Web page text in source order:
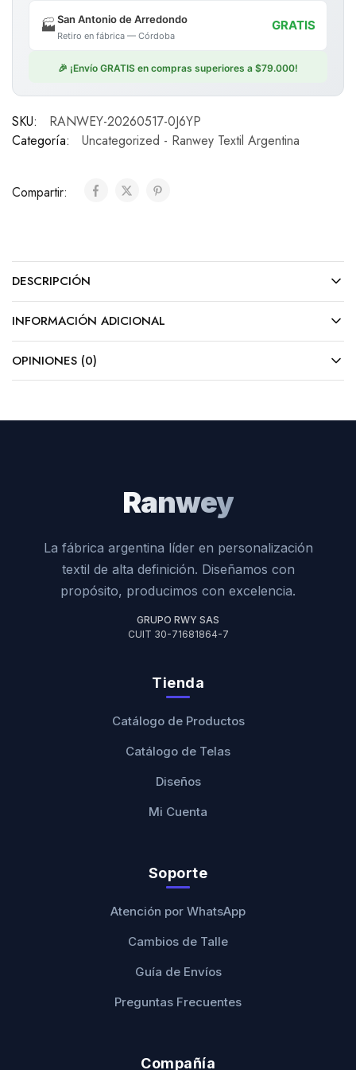
🏭San Antonio de Arredondo
Retiro en fábrica — Córdoba
GRATIS
🎉 ¡Envío GRATIS en compras superiores a $79.000!
SKU:
RANWEY-20260517-0J6YP
Categoría:
Uncategorized - Ranwey Textil Argentina
Compartir:
DESCRIPCIÓN
INFORMACIÓN ADICIONAL
OPINIONES (0)
Ranwey
La fábrica argentina líder en personalización
textil de alta definición. Diseñamos con
propósito, producimos con excelencia.
GRUPO RWY SAS
CUIT 30-71681864-7
Tienda
Catálogo de Productos
Catálogo de Telas
Diseños
Mi Cuenta
Soporte
Atención por WhatsApp
Cambios de Talle
Guía de Envíos
Preguntas Frecuentes
Compañía